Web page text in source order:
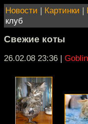
Новости | Картинки |
клуб
Свежие коты
26.02.08 23:36 | Goblin